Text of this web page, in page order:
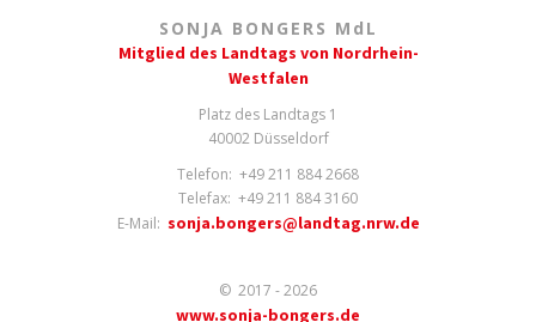
SONJA BONGERS M d L
Mitglied des Landtags von Nordrhein-
Westfalen
Platz des Landtags 1
40002 Düsseldorf
Telefon: +49 211 884 2668
Telefax: +49 211 884 3160
E-Mail: sonja.bongers@landtag.nrw.de
© 2017 - 2026
www.sonja-bongers.de